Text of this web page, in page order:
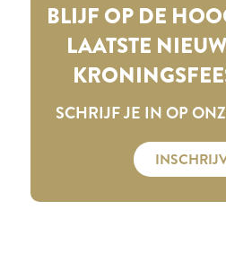
BLIJF OP DE
LAATSTE
SCHRIJF JE IN OP